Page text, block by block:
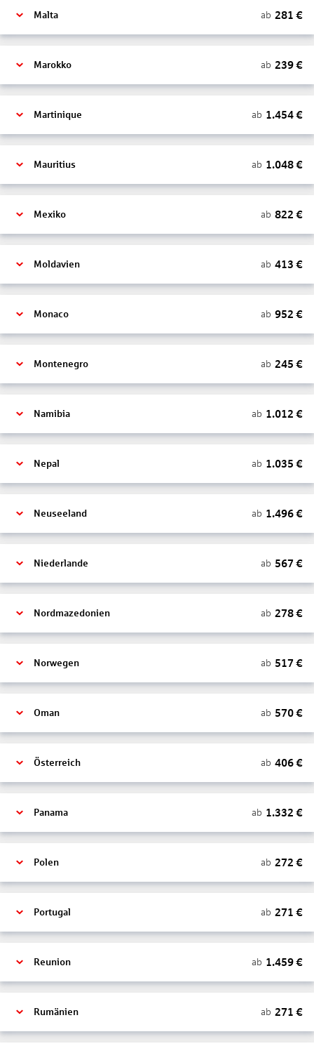
Malta ab 281 €
Marokko ab 239€
Martinique ab 1.454€
Mauritius ab 1.048€
Mexiko ab 822 €
Moldavien ab 413 €
Monaco ab 952 €
Montenegro ab 245 €
Namibia ab 1.012 €
Nepal ab 1.035 €
Neuseeland ab 1.496€
Niederlande ab 567 €
Nordmazedonien ab 278€
Norwegen ab 517 €
Oman ab 570€
Österreich ab 406€
Panama ab 1.332 €
Polen ab 272 €
Portugal ab 271 €
Reunion ab 1.459€
Rumänien ab 271 €